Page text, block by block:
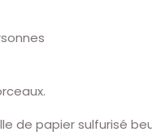
de papier sulfurisé